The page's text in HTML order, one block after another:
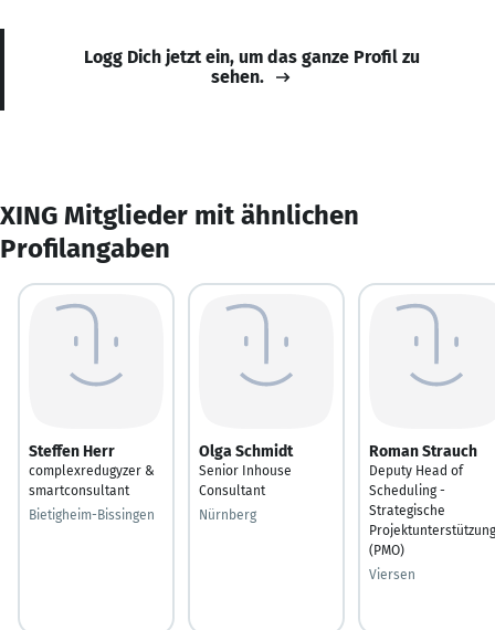
Logg Dich jetzt ein, um das ganze Profil zu
sehen.
XING Mitglieder mit ähnlichen
Profilangaben
Steffen Herr
complexredugyzer &
smartconsultant
Bietigheim-Bissingen
Olga Schmidt
Senior Inhouse
Consultant
Nürnberg
Roman Strauch
Deputy Head of
Scheduling -
Strategische
Projektunterstützung
(PMO)
Viersen